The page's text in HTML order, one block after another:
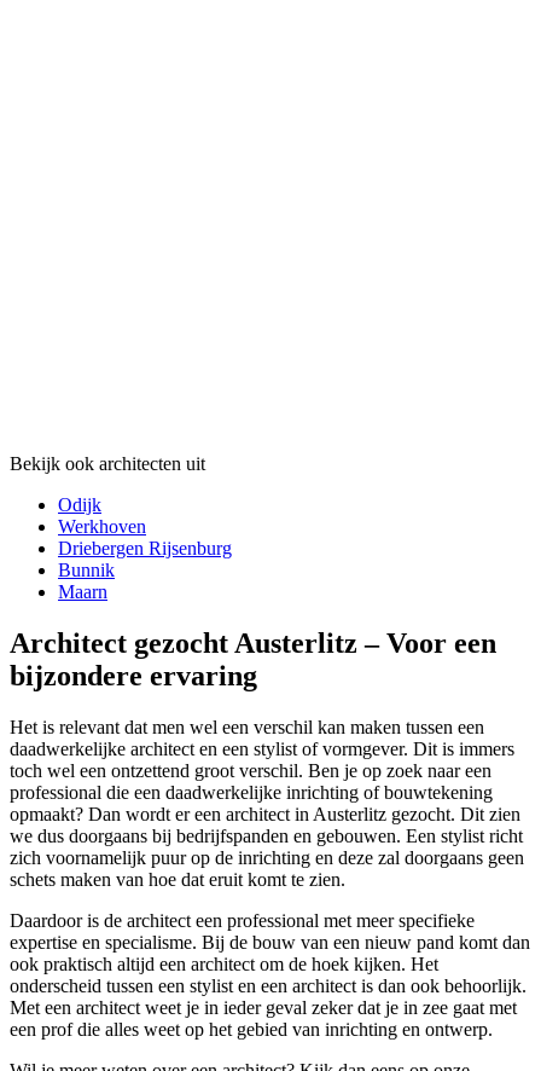
Bekijk ook architecten uit
Odijk
Werkhoven
Driebergen Rijsenburg
Bunnik
Maarn
Architect gezocht Austerlitz – Voor een
bijzondere ervaring
Het is relevant dat men wel een verschil kan maken tussen een
daadwerkelijke architect en een stylist of vormgever. Dit is immers
toch wel een ontzettend groot verschil. Ben je op zoek naar een
professional die een daadwerkelijke inrichting of bouwtekening
opmaakt? Dan wordt er een architect in Austerlitz gezocht. Dit zien
we dus doorgaans bij bedrijfspanden en gebouwen. Een stylist richt
zich voornamelijk puur op de inrichting en deze zal doorgaans geen
schets maken van hoe dat eruit komt te zien.
Daardoor is de architect een professional met meer specifieke
expertise en specialisme. Bij de bouw van een nieuw pand komt dan
ook praktisch altijd een architect om de hoek kijken. Het
onderscheid tussen een stylist en een architect is dan ook behoorlijk.
Met een architect weet je in ieder geval zeker dat je in zee gaat met
een prof die alles weet op het gebied van inrichting en ontwerp.